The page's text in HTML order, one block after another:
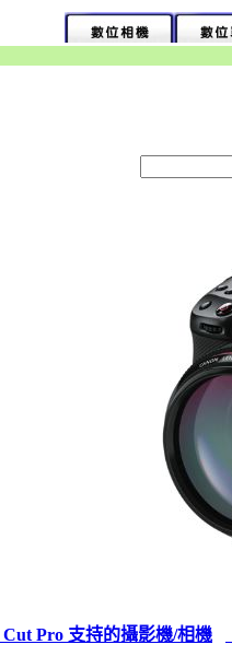
Pro 支持的攝影機/相機